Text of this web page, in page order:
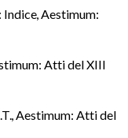
Indice,Aestimum:
Atti del XIII
,Aestimum: Atti del